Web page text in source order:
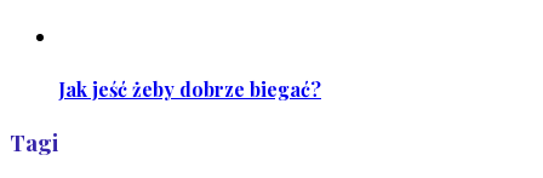
Jak jeść żeby dobrze biegać?
Tagi